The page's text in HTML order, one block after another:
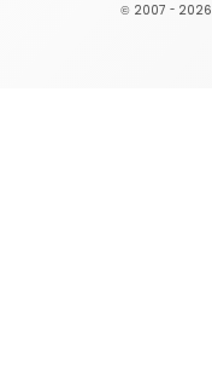
© 2007 - 2026